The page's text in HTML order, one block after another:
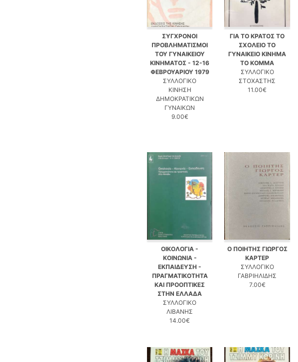
ΣΥΓΧΡΟΝΟΙ
ΠΡΟΒΛΗΜΑΤΙΣΜΟΙ
ΤΟΥ ΓΥΝΑΙΚΕΙΟΥ
ΚΙΝΗΜΑΤΟΣ - 12-16
ΦΕΒΡΟΥΑΡΙΟΥ 1979
ΣΥΛΛΟΓΙΚΟ
ΚΙΝΗΣΗ
ΔΗΜΟΚΡΑΤΙΚΩΝ
ΓΥΝΑΙΚΩΝ
9.00€
ΓΙΑ ΤΟ ΚΡΑΤΟΣ ΤΟ
ΣΧΟΛΕΙΟ ΤΟ
ΓΥΝΑΙΚΕΙΟ ΚΙΝΗΜΑ
ΤΟ ΚΟΜΜΑ
ΣΥΛΛΟΓΙΚΟ
ΣΤΟΧΑΣΤΗΣ
11.00€
ΟΙΚΟΛΟΓΙΑ -
ΚΟΙΝΩΝΙΑ -
ΕΚΠΑΙΔΕΥΣΗ -
ΠΡΑΓΜΑΤΙΚΟΤΗΤΑ
ΚΑΙ ΠΡΟΟΠΤΙΚΕΣ
ΣΤΗΝ ΕΛΛΑΔΑ
ΣΥΛΛΟΓΙΚΟ
ΛΙΒΑΝΗΣ
14.00€
Ο ΠΟΙΗΤΗΣ ΓΙΩΡΓΟΣ
ΚΑΡΤΕΡ
ΣΥΛΛΟΓΙΚΟ
ΓΑΒΡΙΗΛΙΔΗΣ
7.00€